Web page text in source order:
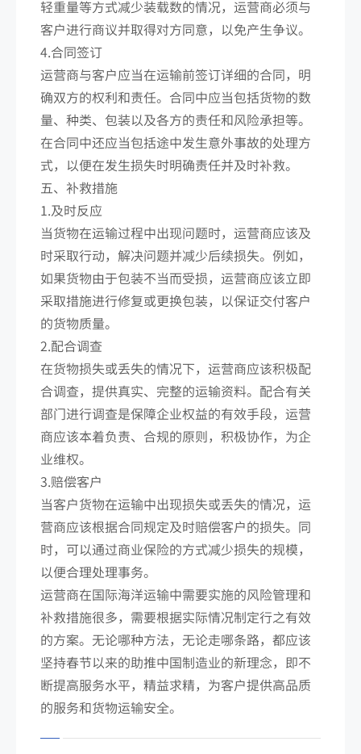
轻重量等方式减少装载数的情况，运营商必须与
客户进行商议并取得对方同意，以免产生争议。
4.合同签订
运营商与客户应当在运输前签订详细的合同，明
确双方的权利和责任。合同中应当包括货物的数
量、种类、包装以及各方的责任和风险承担等。
在合同中还应当包括途中发生意外事故的处理方
式，以便在发生损失时明确责任并及时补救。
五、补救措施
1.及时反应
当货物在运输过程中出现问题时，运营商应该及
时采取行动，解决问题并减少后续损失。例如，
如果货物由于包装不当而受损，运营商应该立即
采取措施进行修复或更换包装，以保证交付客户
的货物质量。
2.配合调查
在货物损失或丢失的情况下，运营商应该积极配
合调查，提供真实、完整的运输资料。配合有关
部门进行调查是保障企业权益的有效手段，运营
商应该本着负责、合规的原则，积极协作，为企
业维权。
3.赔偿客户
当客户货物在运输中出现损失或丢失的情况，运
营商应该根据合同规定及时赔偿客户的损失。同
时，可以通过商业保险的方式减少损失的规模，
以便合理处理事务。
运营商在国际海洋运输中需要实施的风险管理和
补救措施很多，需要根据实际情况制定行之有效
的方案。无论哪种方法，无论走哪条路，都应该
坚持春节以来的助推中国制造业的新理念，即不
断提高服务水平，精益求精，为客户提供高品质
的服务和货物运输安全。